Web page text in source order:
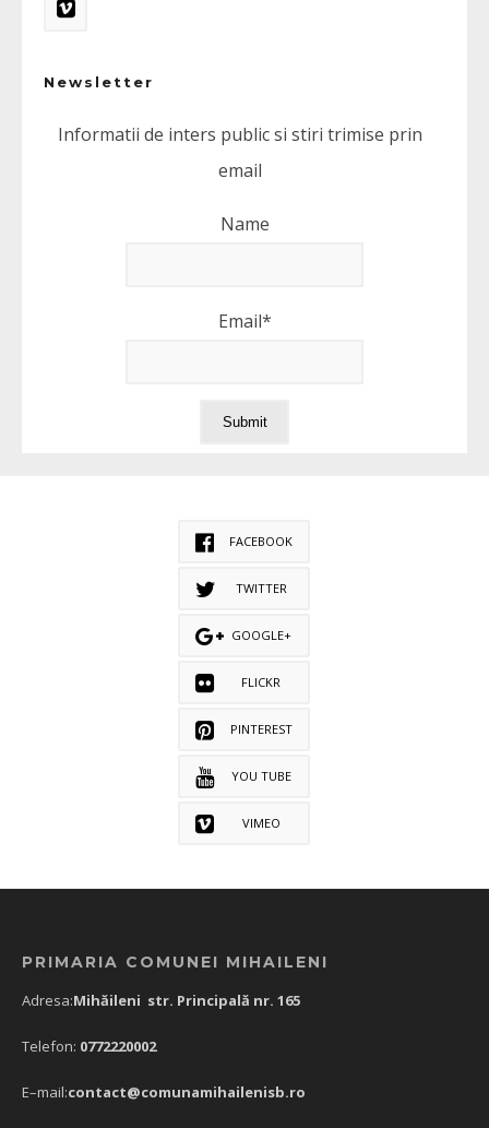
Newsletter
Informatii de inters public si stiri trimise prin
email
Name
Email*
FACEBOOK
TWITTER
GOOGLE+
FLICKR
PINTEREST
YOU TUBE
VIMEO
PRIMARIA COMUNEI MIHAILENI
Adresa:Mihăileni str. Principală nr. 165
Telefon: 0772220002
E–mail:contact@comunamihailenisb.ro